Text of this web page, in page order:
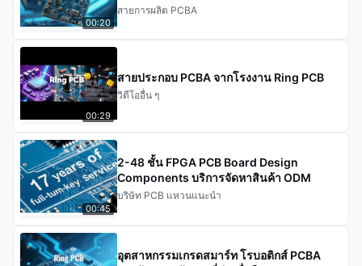
00:20
สายการผลิต PCBA
00:29
สายประกอบ PCBA จากโรงงาน Ring PCB
วิดีโออื่น ๆ
00:45
2-48 ชั้น FPGA PCB Board Design
Components บริการจัดหาสินค้า ODM
บริษัท PCB แหวนแนะนํา
อุตสาหกรรมเกรดสมาร์ท โรบอติกส์ PCBA